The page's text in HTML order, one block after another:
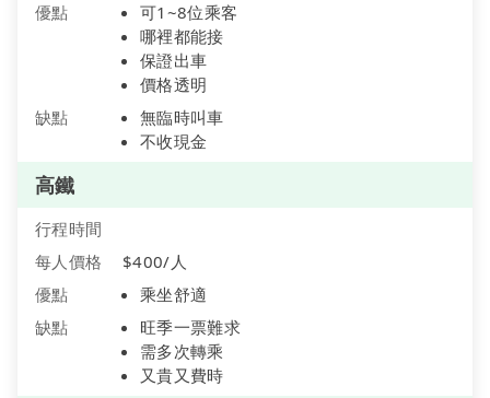
優點
可1~8位乘客
哪裡都能接
保證出車
價格透明
缺點
無臨時叫車
不收現金
高鐵
行程時間
每人價格
$400/人
優點
乘坐舒適
缺點
旺季一票難求
需多次轉乘
又貴又費時